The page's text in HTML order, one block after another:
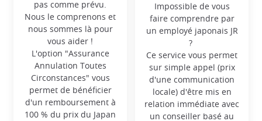
pas comme prévu.
Nous le comprenons et
nous sommes là pour
vous aider !
L'option "Assurance
Annulation Toutes
Circonstances" vous
permet de bénéficier
d'un remboursement à
100 % du prix du Japan
Impossible de vous
faire comprendre par
un employé japonais JR
?
Ce service vous permet
sur simple appel (prix
d'une communication
locale) d'être mis en
relation immédiate avec
un conseiller basé au